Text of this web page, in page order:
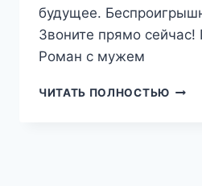
будущее.
Звоните прямо сейчас!
Роман с мужем
ЧИТАТЬ ПОЛНОСТЬЮ